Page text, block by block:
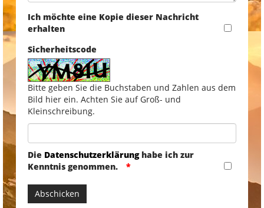
Ich möchte eine Kopie dieser Nachricht
erhalten
Sicherheitscode
Bitte geben Sie die Buchstaben und Zahlen aus dem
Bild hier ein. Achten Sie auf Groß- und
Kleinschreibung.
Die Datenschutzerklärunghabe ich zur
Kenntnis genommen.
Abschicken